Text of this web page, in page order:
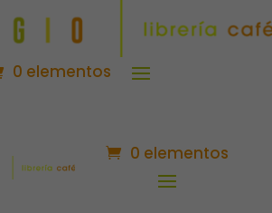
0 elementos
0 elementos